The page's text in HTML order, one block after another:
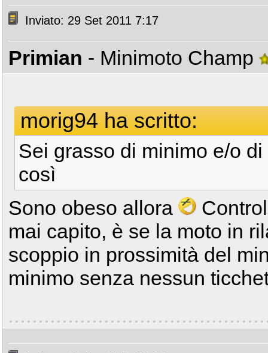
Inviato: 29 Set 2011 7:17
Primian - Minimoto Champ
morig94 ha scritto:
Sei grasso di minimo e/o
così
Sono obeso allora
mai capito, è se la moto in
scoppio in prossimità del
minimo senza nessun